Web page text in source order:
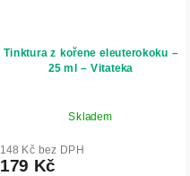
Tinktura z kořene eleuterokoku –
25 ml – Vitateka
Skladem
148 Kč bez DPH
179 Kč